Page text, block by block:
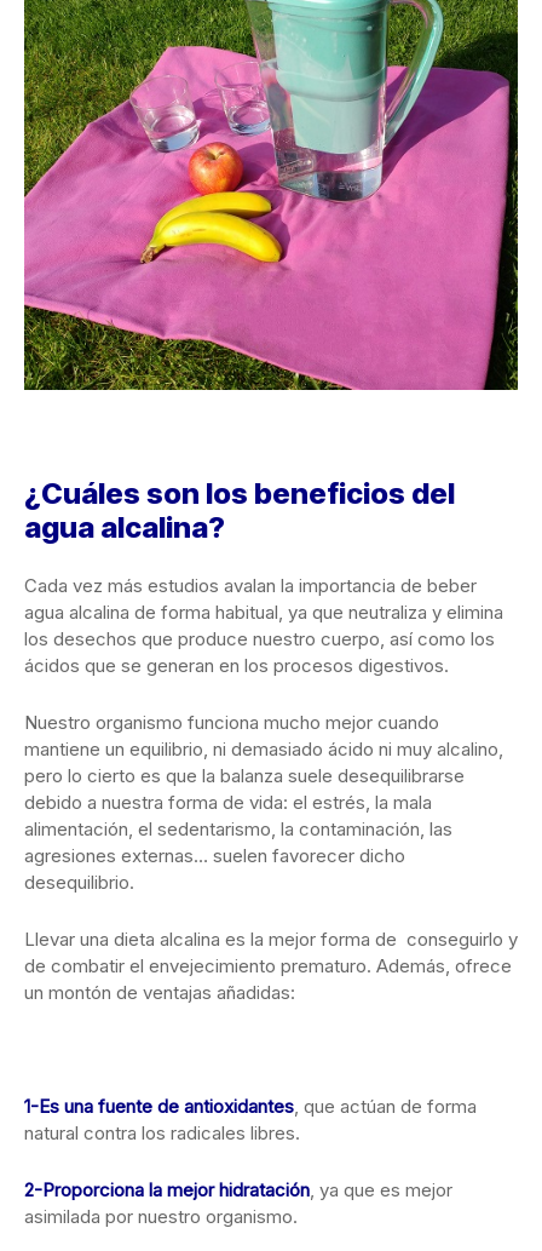
¿Cuáles son los beneficios del
agua alcalina?
Cada vez más estudios avalan la importancia de beber
agua alcalina de forma habitual, ya que neutraliza y elimina
los desechos que produce nuestro cuerpo, así como los
ácidos que se generan en los procesos digestivos.
Nuestro organismo funciona mucho mejor cuando
mantiene un equilibrio, ni demasiado ácido ni muy alcalino,
pero lo cierto es que la balanza suele desequilibrarse
debido a nuestra forma de vida: el estrés, la mala
alimentación, el sedentarismo, la contaminación, las
agresiones externas… suelen favorecer dicho
desequilibrio.
Llevar una dieta alcalina es la mejor forma de conseguirlo y
de combatir el envejecimiento prematuro. Además, ofrece
un montón de ventajas añadidas:
1-Es una fuente de antioxidantes, que actúan de forma
natural contra los radicales libres.
2-Proporciona la mejor hidratación, ya que es mejor
asimilada por nuestro organismo.